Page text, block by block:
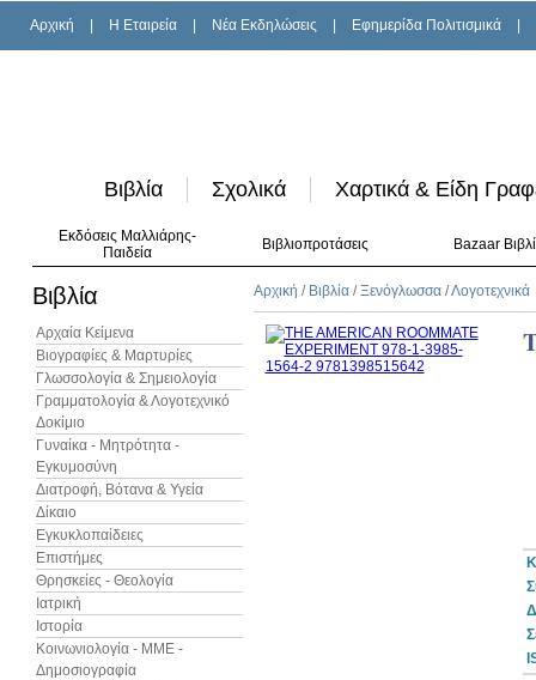
Αρχική H Εταιρεία Νέα Εκδηλώσεις Εφημερίδα Πολιτισμικά
Βιβλία Σχολικά Χαρτικά & Είδη
Εκδόσεις Μαλλιάρης-
Παιδεία
Βιβλιοπροτάσεις Bazaar
Βιβλία
Αρχαία Κείμενα
Βιογραφίες & Μαρτυρίες
Γλωσσολογία & Σημειολογία
Γραμματολογία & Λογοτεχνικό
Δοκίμιο
Γυναίκα - Μητρότητα -
Εγκυμοσύνη
Διατροφή, Βότανα & Υγεία
Δίκαιο
Εγκυκλοπαίδειες
Επιστήμες
Θρησκείες - Θεολογία
Ιατρική
Ιστορία
Κοινωνιολογία - ΜΜΕ -
Δημοσιογραφία
Αρχική / Βιβλία /Ξενόγλωσσα /Λογοτεχνικά